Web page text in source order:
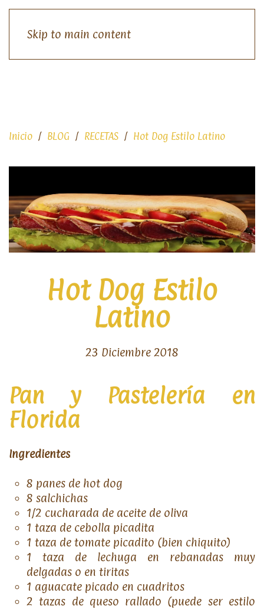
Skip to main content
Inicio BLOG RECETAS Hot Dog Estilo Latino
Hot Dog Estilo
Latino
23 Diciembre 2018
Pan y Pastelería en
Florida
Ingredientes
8 panes de hot dog
8 salchichas
1/2 cucharada de aceite de oliva
1 taza de cebolla picadita
1 taza de tomate picadito (bien chiquito)
1 taza de lechuga en rebanadas muy
delgadas o en tiritas
1 aguacate picado en cuadritos
2 tazas de queso rallado (puede ser estilo